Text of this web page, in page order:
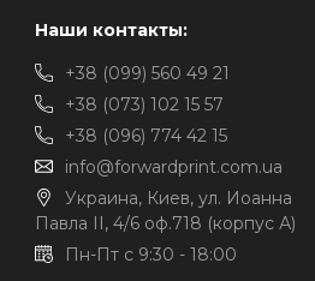
Наши контакты:
+38 (099) 560 49 21
+38 (073) 102 15 57
+38 (096) 774 42 15
info@forwardprint.com.ua
Украина, Киев, ул. Иоанна
Павла II, 4/6 оф.718 (корпус А)
Пн-Пт с 9:30 - 18:00